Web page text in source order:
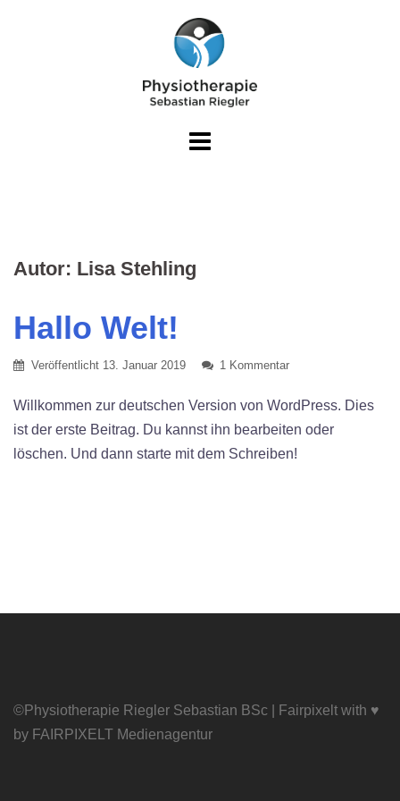
Autor: Lisa Stehling
Hallo Welt!
Veröffentlicht 13. Januar 2019 1 Kommentar
Willkommen zur deutschen Version von WordPress. Dies
ist der erste Beitrag. Du kannst ihn bearbeiten oder
löschen. Und dann starte mit dem Schreiben!
©Physiotherapie Riegler Sebastian BSc | Fairpixelt with ♥
by FAIRPIXELT Medienagentur